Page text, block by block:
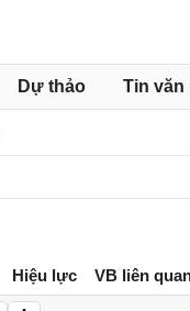
Dự thảo Tin văn
Hiệu lực VB liên